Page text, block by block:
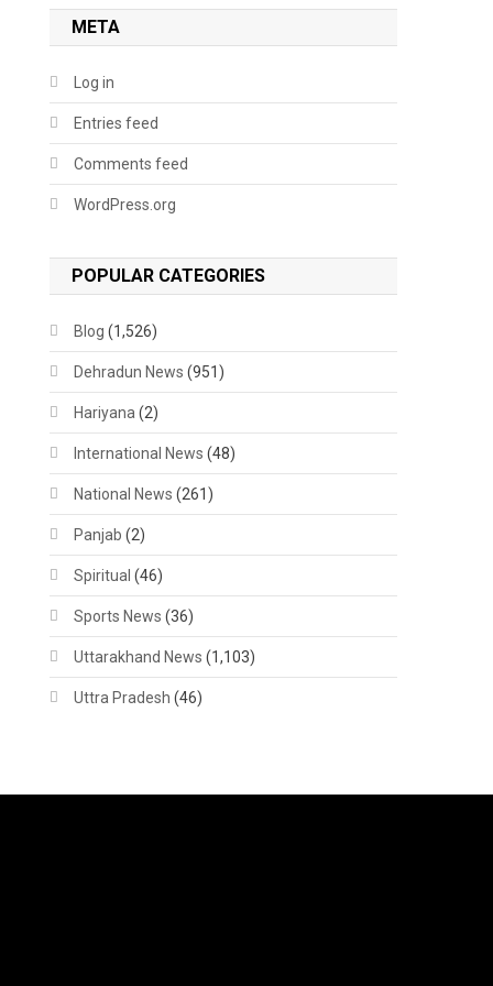
META
Log in
Entries feed
Comments feed
WordPress.org
POPULAR CATEGORIES
Blog (1,526)
Dehradun News (951)
Hariyana (2)
International News (48)
National News (261)
Panjab (2)
Spiritual (46)
Sports News (36)
Uttarakhand News (1,103)
Uttra Pradesh (46)